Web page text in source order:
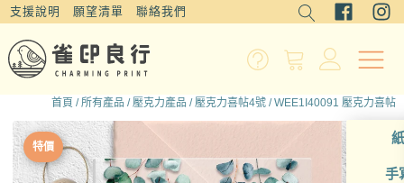
支援說明 願望清單 聯絡我們
手
首頁 /所有產品 /壓克力產品 /壓克力喜帖4號 / WEE1I40091 壓克力喜帖
特價